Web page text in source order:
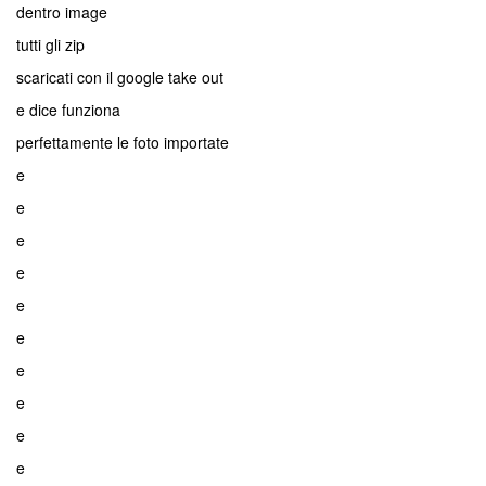
dentro image
tutti gli zip
scaricati con il google take out
e dice funziona
perfettamente le foto importate
e
e
e
e
e
e
e
e
e
e